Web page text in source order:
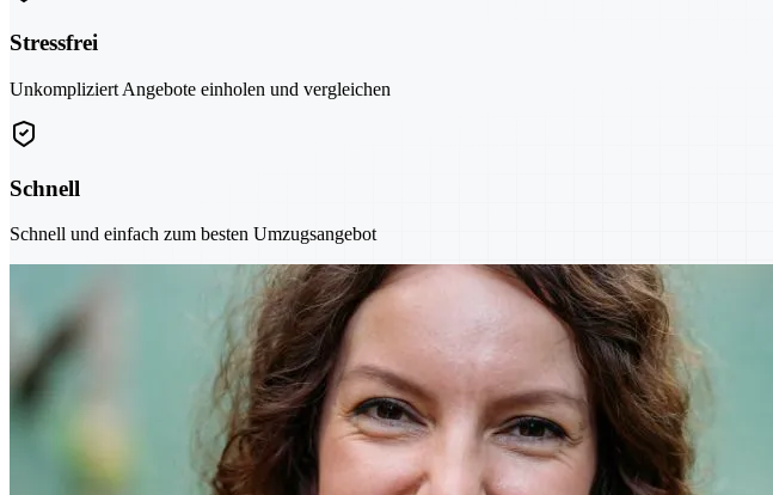
Stressfrei
Unkompliziert Angebote einholen und vergleichen
Schnell
Schnell und einfach zum besten Umzugsangebot